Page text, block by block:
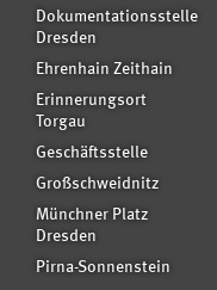
Dokumentationsstelle
Dresden
Ehrenhain Zeithain
Erinnerungsort
Torgau
Geschäftsstelle
Großschweidnitz
Münchner Platz
Dresden
Pirna-Sonnenstein